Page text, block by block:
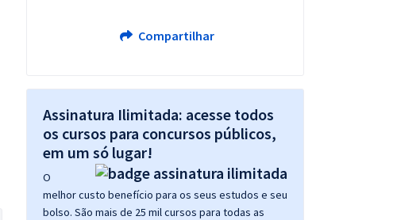
Compartilhar
Assinatura Ilimitada: acesse todos
os cursos para concursos públicos,
em um só lugar!
O
melhor custo benefício para os seus estudos e seu
bolso. São mais de 25 mil cursos para todas as